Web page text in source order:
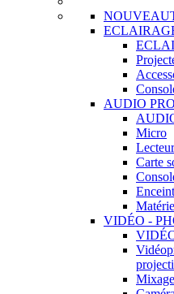
AUDIO PRO
Micro
Carte
VIDÉO -